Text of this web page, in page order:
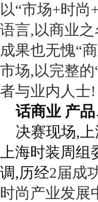
以“市场+时尚+
语言,以商业
成果也无愧“
市场,以完整
者与业内人士!
话商业 产
决赛现场,
上海时装周组
调,历经2届成
时尚产业发展